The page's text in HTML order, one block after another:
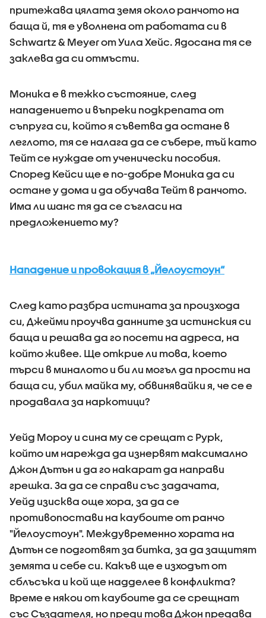
притежава цялата земя около ранчото на
баща й, тя е уволнена от работата си в
Schwartz & Meyer от Уила Хейс. Ядосана тя се
заклева да си отмъсти.
Моника е в тежко състояние, след
нападението и въпреки подкрепата от
съпруга си, който я съветва да остане в
леглото, тя се налага да се събере, тъй като
Тейт се нуждае от ученически пособия.
Според Кейси ще е по-добре Моника да си
остане у дома и да обучава Тейт в ранчото.
Има ли шанс тя да се съгласи на
предложението му?
Нападение и провокация в „Йелоустоун“
След като разбра истината за произхода
си, Джейми проучва данните за истинския си
баща и решава да го посети на адреса, на
който живее. Ще открие ли това, което
търси в миналото и би ли могъл да прости на
баща си, убил майка му, обвинявайки я, че се е
продавала за наркотици?
Уейд Мороу и сина му се срещат с Рурк,
който им нарежда да изнервят максимално
Джон Дътън и да го накарат да направи
грешка. За да се справи със задачата,
Уейд изисква още хора, за да се
противопостави на каубоите от ранчо
"Йелоустоун". Междувременно хората на
Дътън се подготвят за битка, за да защитят
земята и себе си. Какъв ще е изходът от
сблъсъка и кой ще надделее в конфликта?
Време е някои от каубоите да се срещнат
със Създателя, но преди това Джон предава